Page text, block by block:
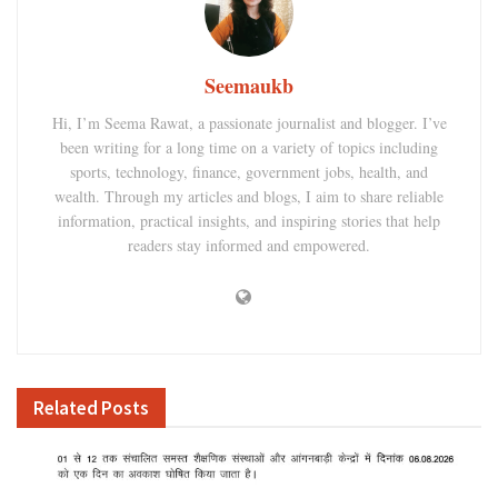
Seemaukb
Hi, I’m Seema Rawat, a passionate journalist and blogger. I’ve
been writing for a long time on a variety of topics including
sports, technology, finance, government jobs, health, and
wealth. Through my articles and blogs, I aim to share reliable
information, practical insights, and inspiring stories that help
readers stay informed and empowered.
Related Posts